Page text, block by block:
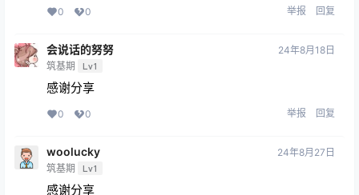
0 0 举报 回复
会说话的努努
筑基期 Lv1
24年8月18日
感谢分享
0 0 举报 回复
woolucky
筑基期 Lv1
24年8月27日
感谢分享